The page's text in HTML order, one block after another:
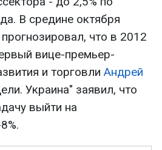
В средине октября
что в 2012
вице-премьер-
и торговли Андрей
Украина" заявил, что
выйти на